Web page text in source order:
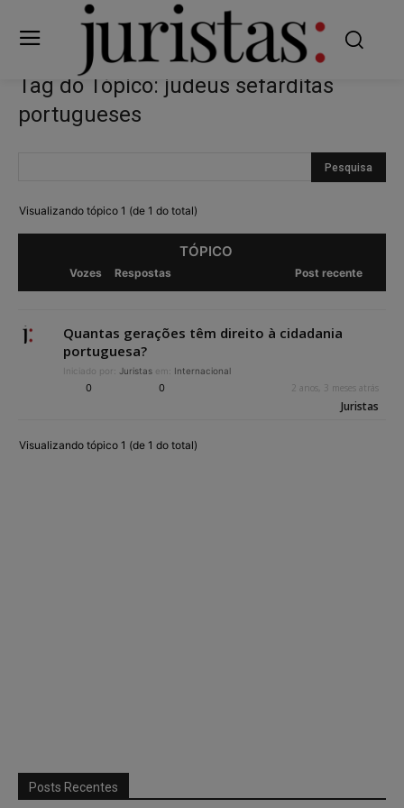
Tag do Tópico: judeus sefarditas
portugueses
Visualizando tópico 1 (de 1 do total)
TÓPICO
Vozes Respostas Post recente
Quantas gerações têm direito à cidadania
portuguesa?
Iniciado por: Juristas em: Internacional
0 0 2 anos, 3 meses atrás
Juristas
Visualizando tópico 1 (de 1 do total)
Posts Recentes